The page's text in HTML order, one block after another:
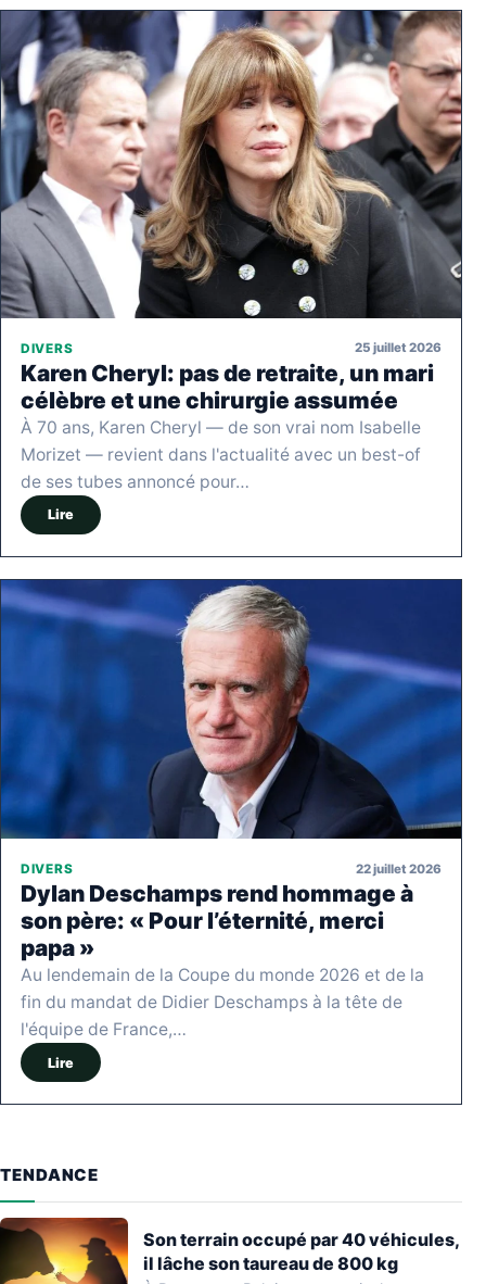
DIVERS 25 juillet 2026
Karen Cheryl: pas de retraite, un mari
célèbre et une chirurgie assumée
À 70 ans, Karen Cheryl — de son vrai nom Isabelle
Morizet — revient dans l'actualité avec un best-of
de ses tubes annoncé pour…
Lire
DIVERS 22 juillet 2026
Dylan Deschamps rend hommage à
son père: « Pour l’éternité, merci
papa »
Au lendemain de la Coupe du monde 2026 et de la
fin du mandat de Didier Deschamps à la tête de
l'équipe de France,…
Lire
TENDANCE
Son terrain occupé par 40 véhicules,
il lâche son taureau de 800 kg